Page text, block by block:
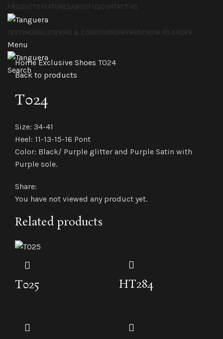
PRODUCTS FEATURESABOUT USCONTACT US
TESTIMONIALSTERMS & CONDITIONSPAYMENT HOW TO ORDER
Menu
Search
Click to enlarge
HomeExclusive Shoes T024
Back to products
T024
Size: 34-41
Heel: 11-13-15-16 Pont
Color: Black/ Purple glitter and Purple Satin with
Purple sole.
Share:
You have not viewed any product yet.
Related products
T025 HT284